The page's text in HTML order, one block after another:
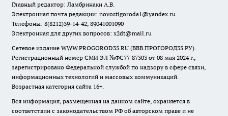
Главный редактор: Ламбринаки А.В.
Электронная почта редакции: novostigoroda1@yandex.ru
Телефоны: 8(8212)39-14-42, 89041001090
Электронная для других вопросов: x2dt@mail.ru
Сетевое издание WWW.PROGOROD35.RU (ВВВ.ПРОГОРОД35.РУ).
Регистрационный номер СМИ ЭЛ №ФС77-87303 от 08 мая 2024 г.,
зарегистрировано Федеральной службой по надзору в сфере связи,
информационных технологий и массовых коммуникаций.
Возрастная категория сайта 16+.
Вся информация, размещенная на данном сайте, охраняется в
соответствии с законодательством РФ об авторском праве и не